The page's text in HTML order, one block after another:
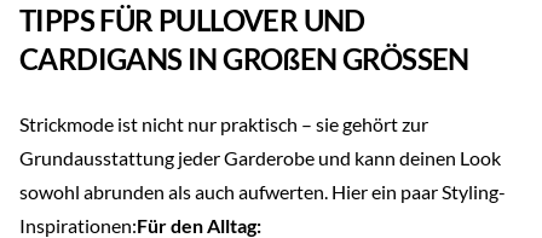
TIPPS FÜR PULLOVER UND
CARDIGANS IN GROßEN GRÖSSEN
Strickmode ist nicht nur praktisch – sie gehört zur
Grundausstattung jeder Garderobe und kann deinen Look
sowohl abrunden als auch aufwerten. Hier ein paar Styling-
Inspirationen:Für den Alltag: